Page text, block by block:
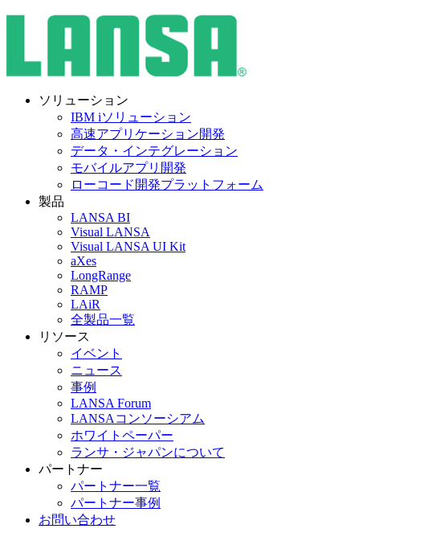
ソリューション
IBM iソリューション
高速アプリケーション開発
データ・インテグレーション
モバイルアプリ開発
ローコード開発プラットフォーム
製品
LANSA BI
Visual LANSA
Visual LANSA UI Kit
aXes
LongRange
RAMP
LAiR
全製品一覧
リソース
イベント
ニュース
事例
LANSA Forum
LANSAコンソーシアム
ホワイトペーパー
ランサ・ジャパンについて
パートナー
パートナー一覧
パートナー事例
お問い合わせ